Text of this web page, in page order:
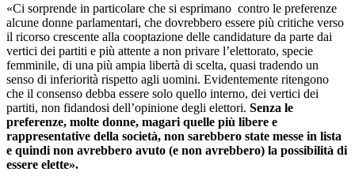
«Ci sorprende in particolare che si esprimano contro le preferenze
alcune donne parlamentari, che dovrebbero essere più critiche verso
il ricorso crescente alla cooptazione delle candidature da parte dai
vertici dei partiti e più attente a non privare l’elettorato, specie
femminile, di una più ampia libertà di scelta, quasi tradendo un
senso di inferiorità rispetto agli uomini. Evidentemente ritengono
che il consenso debba essere solo quello interno, dei vertici dei
partiti, non fidandosi dell’opinione degli elettori. Senza le
preferenze, molte donne, magari quelle più libere e
rappresentative della società, non sarebbero state messe in lista
e quindi non avrebbero avuto (e non avrebbero) la possibilità di
essere elette».